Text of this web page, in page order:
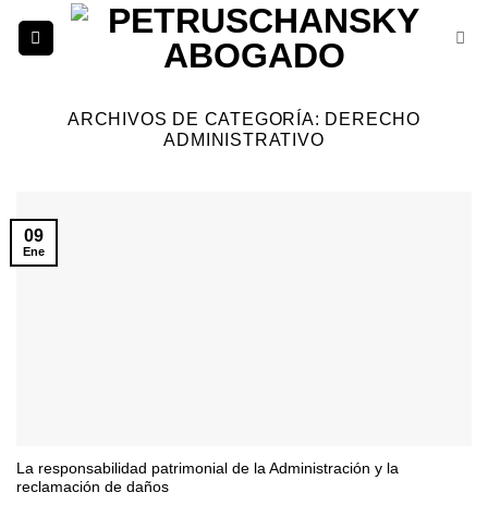
ARCHIVOS DE CATEGORÍA: DERECHO
ADMINISTRATIVO
La responsabilidad patrimonial de la Administración y la
reclamación de daños
09
Ene